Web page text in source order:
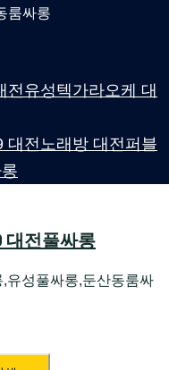
룸싸롱
전유성텍가라오케 대
대전노래방 대전퍼블
대전풀싸롱
유성풀싸롱,둔산동룸싸